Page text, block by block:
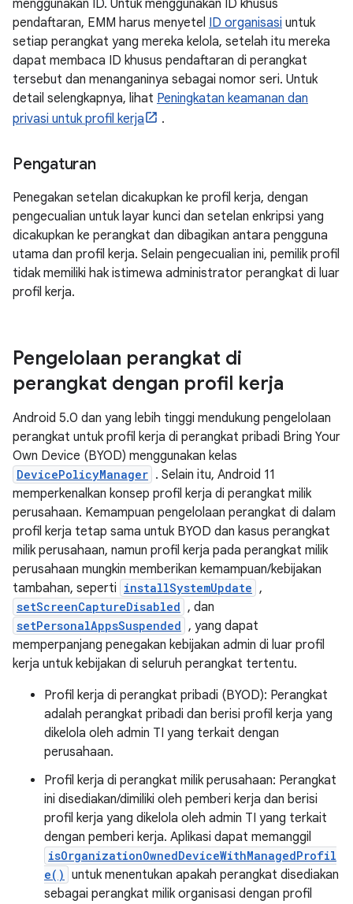
menggunakan ID. Untuk menggunakan ID khusus
pendaftaran, EMM harus menyetel ID organisasi untuk
setiap perangkat yang mereka kelola, setelah itu mereka
dapat membaca ID khusus pendaftaran di perangkat
tersebut dan menanganinya sebagai nomor seri. Untuk
detail selengkapnya, lihat Peningkatan keamanan dan
privasi untuk profil kerja
.
Pengaturan
Penegakan setelan dicakupkan ke profil kerja, dengan
pengecualian untuk layar kunci dan setelan enkripsi yang
dicakupkan ke perangkat dan dibagikan antara pengguna
utama dan profil kerja. Selain pengecualian ini, pemilik profil
tidak memiliki hak istimewa administrator perangkat di luar
profil kerja.
Pengelolaan perangkat di
perangkat dengan profil kerja
Android 5.0 dan yang lebih tinggi mendukung pengelolaan
perangkat untuk profil kerja di perangkat pribadi Bring Your
Own Device (BYOD) menggunakan kelas
DevicePolicyManager . Selain itu, Android 11
memperkenalkan konsep profil kerja di perangkat milik
perusahaan. Kemampuan pengelolaan perangkat di dalam
profil kerja tetap sama untuk BYOD dan kasus perangkat
milik perusahaan, namun profil kerja pada perangkat milik
perusahaan mungkin memberikan kemampuan/kebijakan
tambahan, seperti installSystemUpdate ,
setScreenCaptureDisabled , dan
setPersonalAppsSuspended , yang dapat
memperpanjang penegakan kebijakan admin di luar profil
kerja untuk kebijakan di seluruh perangkat tertentu.
Profil kerja di perangkat pribadi (BYOD): Perangkat
adalah perangkat pribadi dan berisi profil kerja yang
dikelola oleh admin TI yang terkait dengan
perusahaan.
Profil kerja di perangkat milik perusahaan: Perangkat
ini disediakan/dimiliki oleh pemberi kerja dan berisi
profil kerja yang dikelola oleh admin TI yang terkait
dengan pemberi kerja. Aplikasi dapat memanggil
isOrganizationOwnedDeviceWithManagedProfil
e() untuk menentukan apakah perangkat disediakan
sebagai perangkat milik organisasi dengan profil